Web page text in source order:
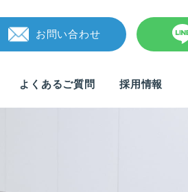
お問い合わせ
よくあるご質問 採用情報